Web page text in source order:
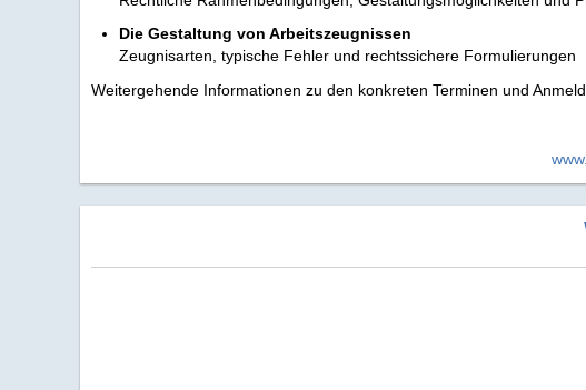
Die Gestaltung von Arbeitszeugnissen
Zeugnisarten, typische Fehler und rechtssichere Formulierungen
Weitergehende Informationen zu den konkreten Terminen und